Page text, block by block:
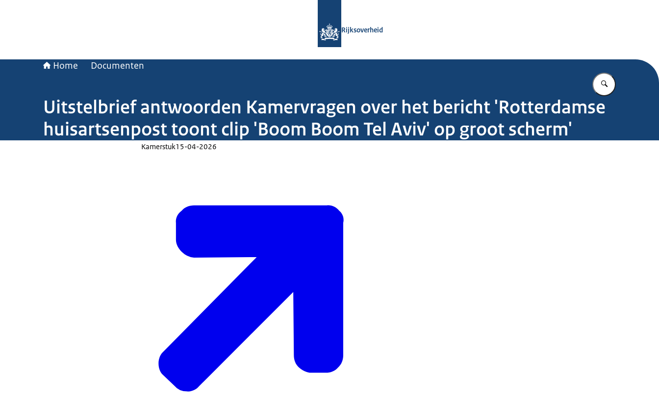
Rijksoverheid
Home Documenten
Vul in wat u
Uitstelbrief antwoorden Kamervragen over het bericht 'Rotterdamse
huisartsenpost toont clip 'Boom Boom Tel Aviv' op groot scherm'
Kamerstuk15-04-2026